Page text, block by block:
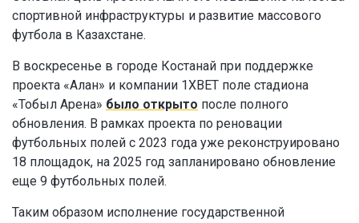
спортивной инфраструктуры и развитие массового
футбола в Казахстане.
В воскресенье в городе Костанай при поддержке
проекта «Алан» и компании 1XBET поле стадиона
«Тобыл Арена» было открыто после полного
обновления. В рамках проекта по реновации
футбольных полей с 2023 года уже реконструировано
18 площадок, на 2025 год запланировано обновление
еще 9 футбольных полей.
Таким образом исполнение государственной